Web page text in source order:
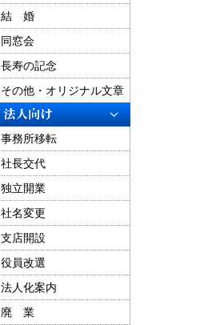
結 婚
同窓会
長寿の記念
その他・オリジナル文章
事務所移転
社長交代
独立開業
社名変更
支店開設
役員改選
法人化案内
廃 業